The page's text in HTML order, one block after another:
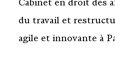
du travail et
agile et innovante à